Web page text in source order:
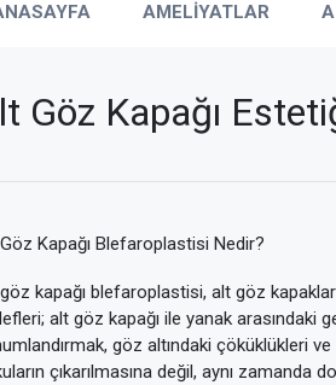
AMELİYATLAR
Göz Kapağı
Kapağı Blefaroplastisi Nedir?
kapağı blefaroplastisi, alt göz
alt göz kapağı ile yanak arasındaki
göz altındaki çöküklükleri
çıkarılmasına değil, aynı